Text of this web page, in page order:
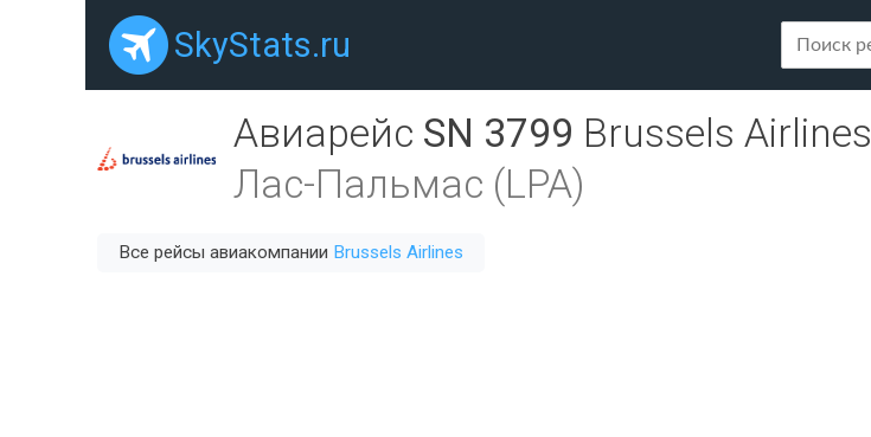
SkyStats.ru
Авиарейс SN 3799 Brussels Airlines
Лас-Пальмас (LPA)
Все рейсы авиакомпании Brussels Airlines